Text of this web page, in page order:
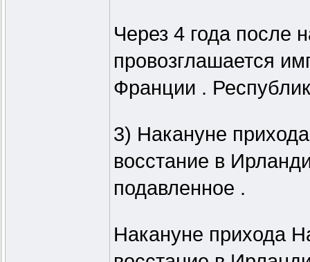
Через 4 года после
провозглашается
Франции .
3) Накануне
восстание в
подавленное .
Накануне прихода